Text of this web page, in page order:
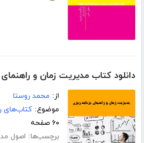
دانلود کتاب مدیریت زمان و راهنمای
از: محمد روستا
موضوع:کتاب‌های
۶۰ صفحه
برچسب‌ها: اصول